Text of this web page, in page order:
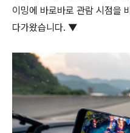
이밍에 바로바로 관람 시점을
다가왔습니다. ▼